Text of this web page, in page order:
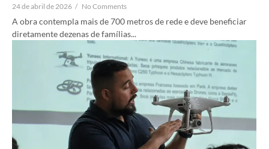
24 de abril de 2026 / No Comments
A obra contempla mais de 700 metros de rede e deve beneficiar
diretamente dezenas de famílias...